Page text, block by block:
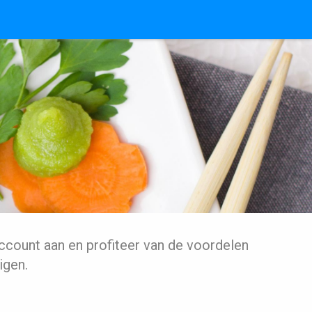
aan en profiteer van de voordelen